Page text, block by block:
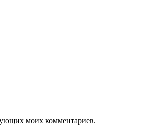
моих комментариев.